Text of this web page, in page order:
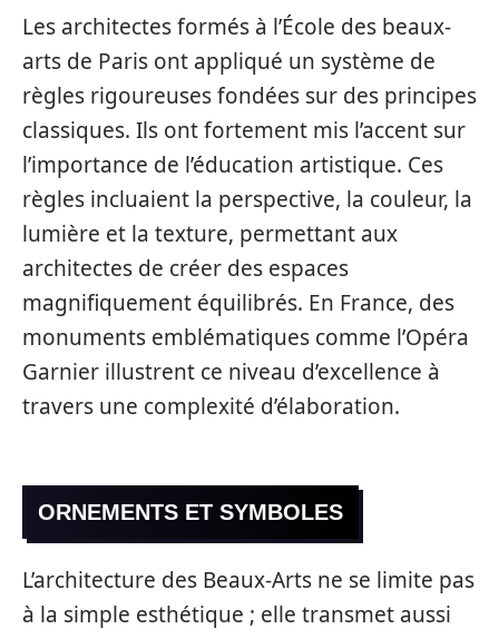
Les architectes formés à l’École des beaux-
arts de Paris ont appliqué un système de
règles rigoureuses fondées sur des principes
classiques. Ils ont fortement mis l’accent sur
l’importance de l’éducation artistique. Ces
règles incluaient la perspective, la couleur, la
lumière et la texture, permettant aux
architectes de créer des espaces
magnifiquement équilibrés. En France, des
monuments emblématiques comme l’Opéra
Garnier illustrent ce niveau d’excellence à
travers une complexité d’élaboration.
ORNEMENTS ET SYMBOLES
L’architecture des Beaux-Arts ne se limite pas
à la simple esthétique ; elle transmet aussi